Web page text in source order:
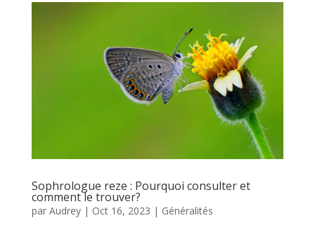
Sophrologue reze : Pourquoi consulter et
comment le trouver?
par Audrey| Oct 16, 2023 | Généralités